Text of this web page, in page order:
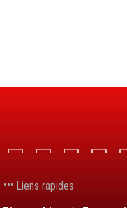
Liens rapides